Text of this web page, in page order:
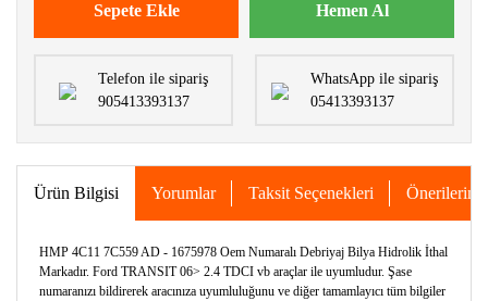
Sepete Ekle Hemen Al
Telefon ile sipariş
905413393137
WhatsApp ile sipariş
05413393137
Ürün Bilgisi Yorumlar Taksit Seçenekleri Önerileriniz
HMP 4C11 7C559 AD - 1675978 Oem Numaralı Debriyaj Bilya Hidrolik İthal
Markadır. Ford TRANSIT 06> 2.4 TDCI vb araçlar ile uyumludur. Şase
numaranızı bildirerek aracınıza uyumluluğunu ve diğer tamamlayıcı tüm bilgiler